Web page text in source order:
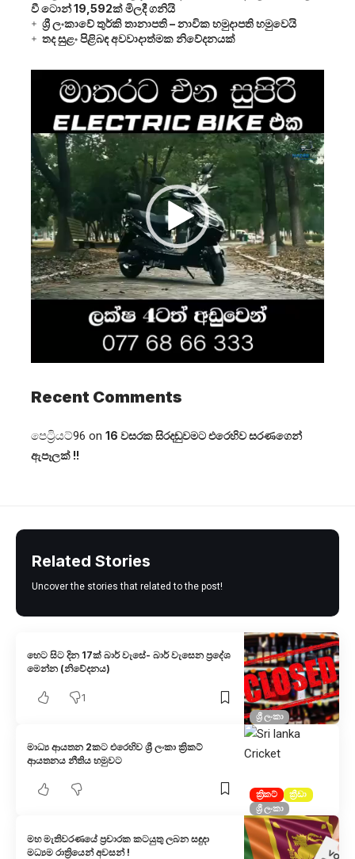
වී ටොන් 19,592ක් මිලදී ගනියි
ශ්‍රී ලංකාවේ තුර්කි තානාපති – නාවික හමුදාපති හමුවෙයි
තද සුළං පිළිබඳ අවවාදාත්මක නිවේදනයක්
Player
Recent Comments
පෙට්‍රියට්96 on 16 වසරක සිරදඬුවමට එරෙහිව සරණගෙන්
ඇපෑලක් !!
Related Stories
Uncover the stories that related to the post!
ශ්‍රී ලංකා
හෙට සිට දින 17ක් බාර් වැසේ- බාර් වැසෙන ප්‍රදේශ
මෙන්න (නිවේදනය)
1
ක්‍රිකට්
ක්‍රීඩා
ශ්‍රී ලංකා
මාධ්‍ය ආයතන 2කට එරෙහිව ශ්‍රී ලංකා ක්‍රිකට්
ආයතනය නීතිය හමුවට
මහ මැතිවරණයේ ප්‍රචාරක කටයුතු ලබන සඳුදා
මධ්‍යම රාත්‍රියෙන් අවසන් !